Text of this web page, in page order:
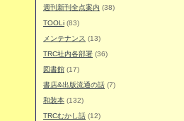
週刊新刊全点案内 (38)
TOOLi (83)
メンテナンス (13)
TRC社内各部署 (36)
図書館 (17)
書店&出版流通の話 (7)
和装本 (132)
TRCむかし話 (12)